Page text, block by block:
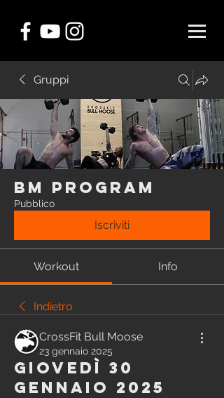
Gruppi
BM Program
Pubblico
Iscriviti
Workout Info
Indietro
CrossFit Bull Moose
23 gennaio 2025
Giovedì 30
Gennaio 2025